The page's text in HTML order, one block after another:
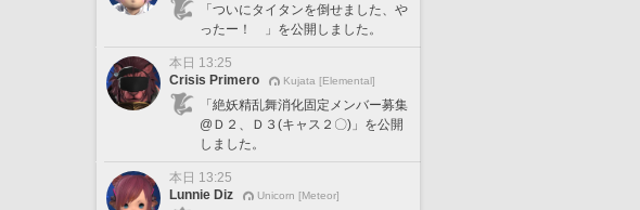
「ついにタイタンを倒せました、や
ったー！ 」を公開しました。
本日 13:25
Crisis Primero
Kujata [Elemental]
「絶妖精乱舞消化固定メンバー募集
@Ｄ２、Ｄ３(キャス２〇)」を公開
しました。
本日 13:25
Lunnie Diz
Unicorn [Meteor]